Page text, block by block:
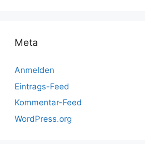
Meta
Anmelden
Eintrags-Feed
Kommentar-Feed
WordPress.org